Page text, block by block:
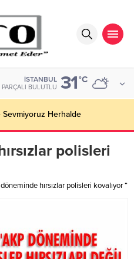
İSTANBUL
PARÇALI BULUTLU 31°C
Sevmiyoruz Herhalde
polisleri
hırsızlar polisleri kovalıyor “